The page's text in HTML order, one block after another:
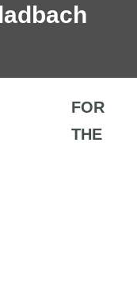
FOR
THE